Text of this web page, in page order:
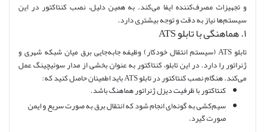
و تجهیزات مصرف‌کننده ایفا می‌کند. به همین دلیل، نصب کنتاکتور در این
سیستم‌ها نیاز به دقت و توجه بیشتری دارد.
۱. هماهنگی با تابلو ATS
تابلو ATS (سیستم انتقال خودکار) وظیفه جابه‌جایی برق میان شبکه شهری و
ژنراتور را دارد. در این تابلو، کنتاکتور به عنوان بخشی از مدار سوئیچینگ عمل
می‌کند. هنگام نصب کنتاکتور در تابلو ATS باید اطمینان حاصل کنید که:
کنتاکتور با ظرفیت دیزل ژنراتور هماهنگ باشد.
سیم‌کشی به گونه‌ای انجام شود که انتقال برق به صورت سریع و ایمن
صورت گیرد.